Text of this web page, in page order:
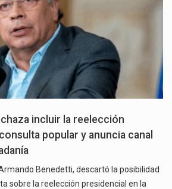
incluir la reelección
popular y anuncia canal
Benedetti, descartó la posibilidad
sobre la reelección presidencial en la